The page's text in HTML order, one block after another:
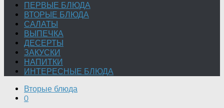
ПЕРВЫЕ БЛЮДА
ВТОРЫЕ БЛЮДА
САЛАТЫ
ВЫПЕЧКА
ДЕСЕРТЫ
ЗАКУСКИ
НАПИТКИ
ИНТЕРЕСНЫЕ БЛЮДА
Вторые блюда
0